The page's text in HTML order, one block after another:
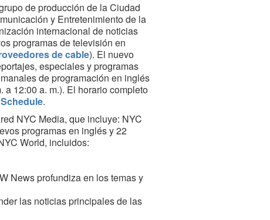
de producción de la Ciudad
y Entretenimiento de la
internacional de noticias
programas de televisión en
de cable). El nuevo
especiales y programas
de programación en inglés
a 12:00 a. m.). El horario completo
.
NYC Media, que incluye: NYC
programas en inglés y 22
World, incluidos:
News profundiza en los temas y
las noticias principales de las